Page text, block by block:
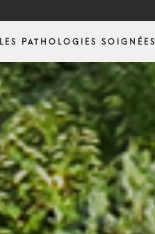
LES PATHOLOGIES SOIGNÉES